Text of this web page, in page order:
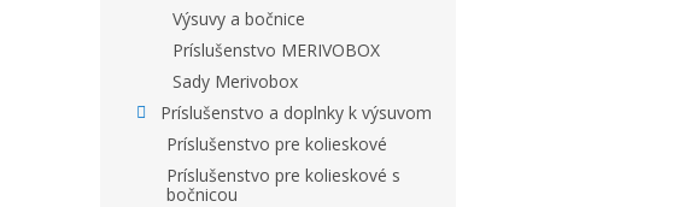
Výsuvy a bočnice
Príslušenstvo MERIVOBOX
Sady Merivobox
Príslušenstvo a doplnky k výsuvom
Príslušenstvo pre kolieskové
Príslušenstvo pre kolieskové s
bočnicou